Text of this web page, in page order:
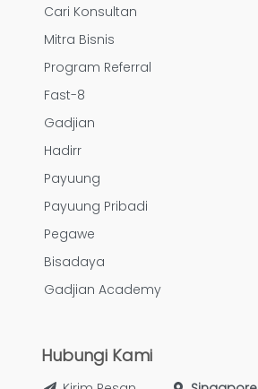
Cari Konsultan
Mitra Bisnis
Program Referral
Fast-8
Gadjian
Hadirr
Payuung
Payuung Pribadi
Pegawe
Bisadaya
Gadjian Academy
Hubungi Kami